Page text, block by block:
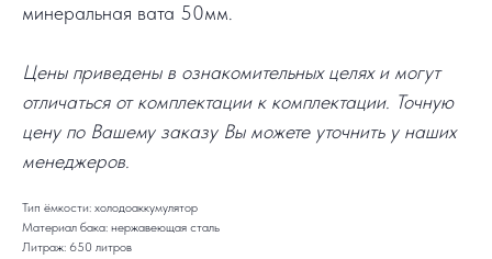
минеральная вата 50мм.
Цены приведены в ознакомительных целях и могут
отличаться от комплектации к комплектации. Точную
цену по Вашему заказу Вы можете уточнить у наших
менеджеров.
Тип ёмкости: холодоаккумулятор
Материал бака: нержавеющая сталь
Литраж: 650 литров